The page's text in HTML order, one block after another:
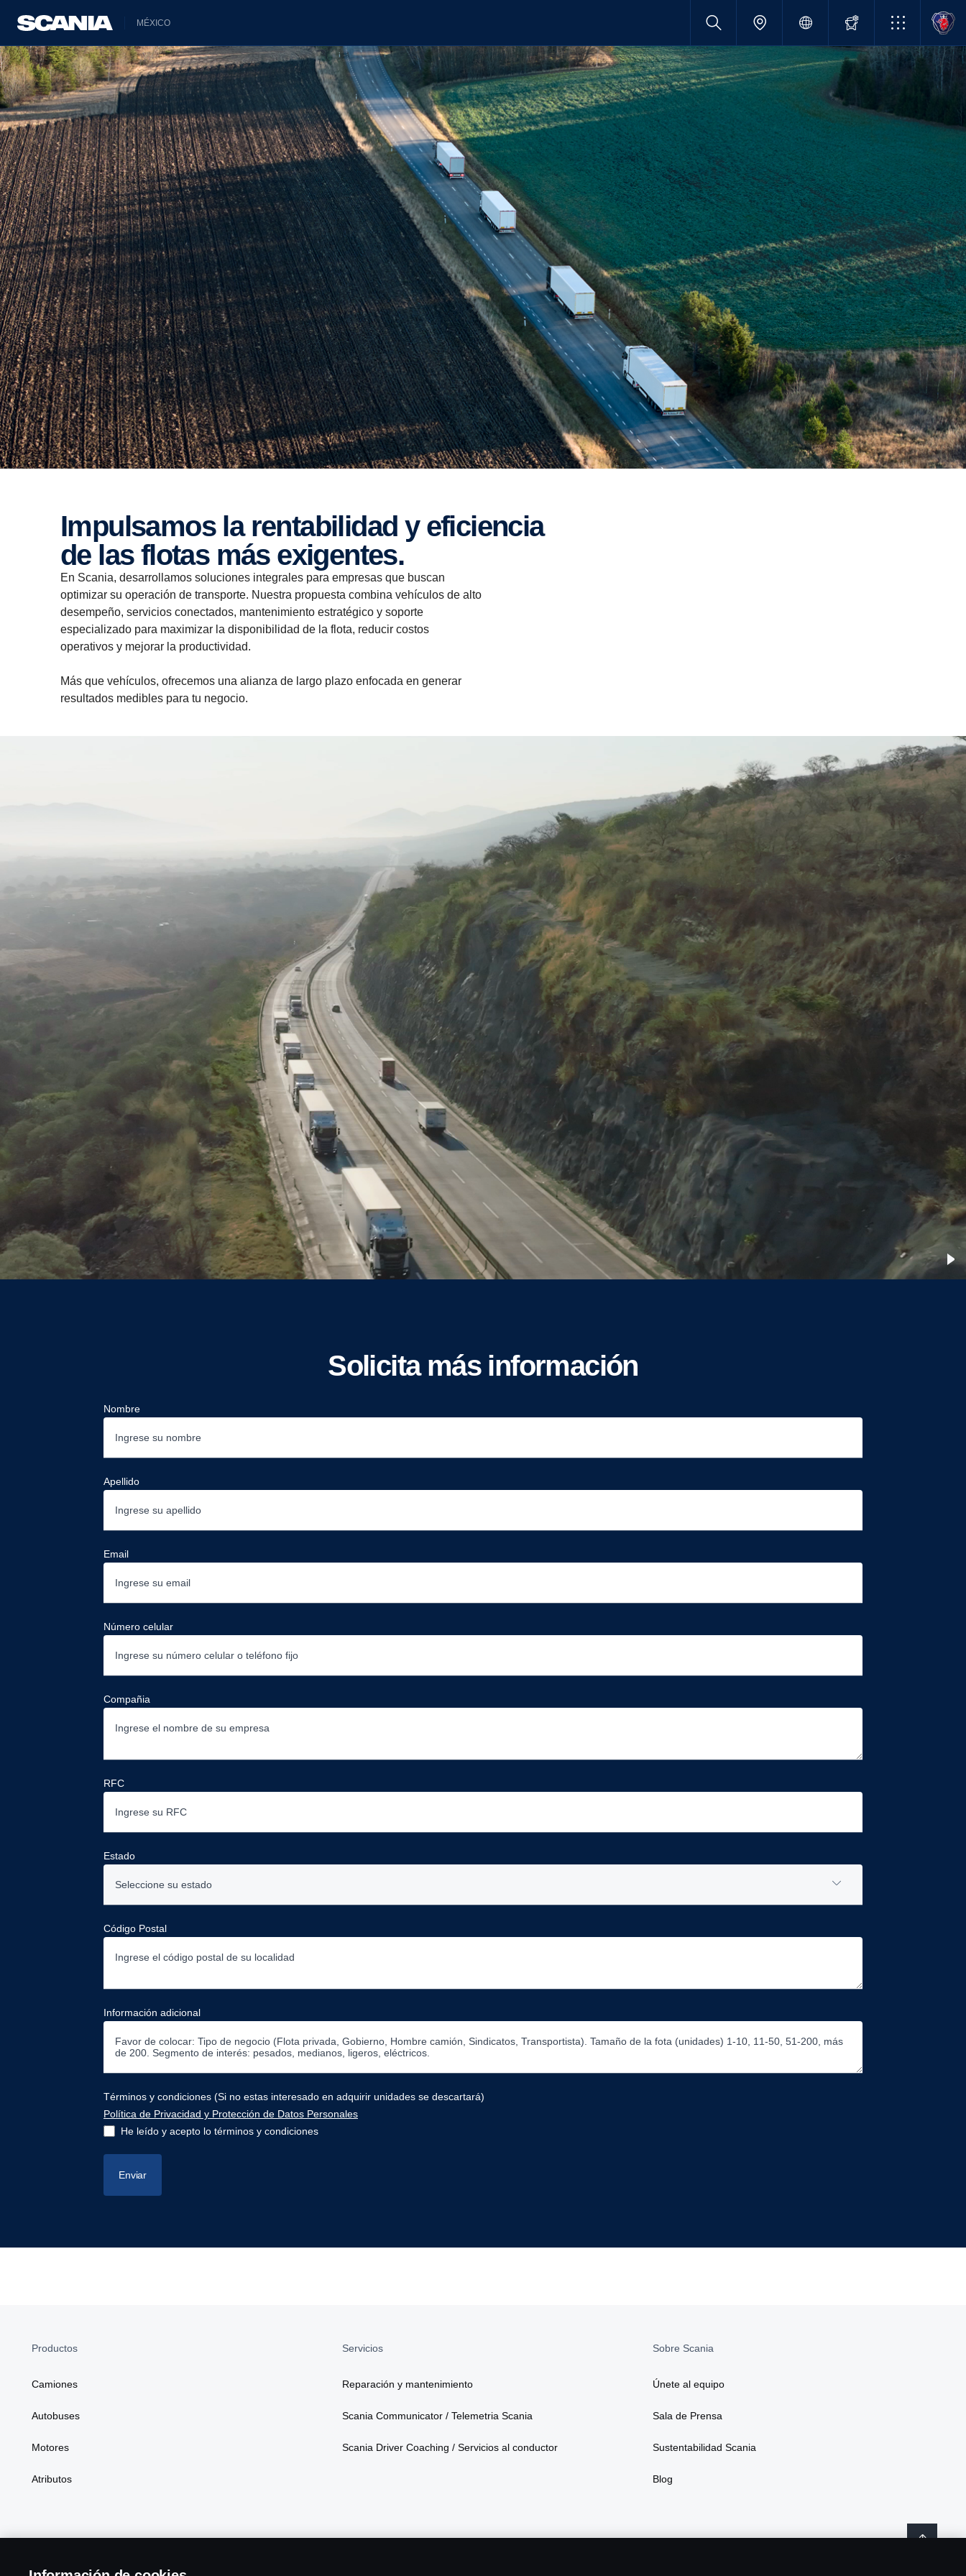
MÉXICO
Impulsamos la rentabilidad y eficiencia
de las flotas más exigentes.
En Scania, desarrollamos soluciones integrales para empresas que buscan
optimizar su operación de transporte. Nuestra propuesta combina vehículos de alto
desempeño, servicios conectados, mantenimiento estratégico y soporte
especializado para maximizar la disponibilidad de la flota, reducir costos
operativos y mejorar la productividad.
Más que vehículos, ofrecemos una alianza de largo plazo enfocada en generar
resultados medibles para tu negocio.
Solicita más información
Nombre
Apellido
Email
Número celular
Compañia
RFC
Estado
Seleccione su estado
Aguascalientes
Baja California
Chihuahua
Ciudad De México
Coahuila
Código Postal
Información adicional
Términos y condiciones (Si no estas interesado en adquirir unidades se descartará)
Política de Privacidad y Protección de Datos Personales
He leído y acepto lo términos y condiciones
Enviar
Productos
Camiones
Autobuses
Motores
Atributos
Servicios
Reparación y mantenimiento
Scania Communicator / Telemetria Scania
Scania Driver Coaching / Servicios al conductor
Sobre Scania
Únete al equipo
Sala de Prensa
Sustentabilidad Scania
Blog